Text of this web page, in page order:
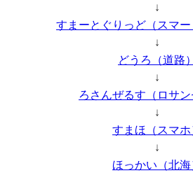
↓
すまーとぐりっど（スマー
↓
どうろ（道路）
↓
ろさんぜるす（ロサン
↓
すまほ（スマホ
↓
ほっかい（北海